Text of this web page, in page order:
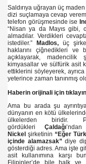
Saldırıya uğrayan üç
dizi suçlamaya cevap
telefon görüşmesinde ise
“Nisan ya da Mayıs gibi,
almadılar. Verdikleri
istediler.”
Madlos, üç
haklarını çiğnedikleri ve
açıklayarak, madencilik
kimyasallar ve sülfürik asit
ettiklerini söyleyerek,
yeterince zaman tanınmış
Haberin orijinali için
Ama bu arada şu
dünyanın en kötü
ülkelerden biridir.
gördükleriÇaldağı
Nickelşirketinin“Eğer
içinde alamazsak”diye
gösterdiği adres. Ama işte
asit kullanımına karşı
Filipinler’de bile halk ve
varsa, insanca
dönemi
ölüyor